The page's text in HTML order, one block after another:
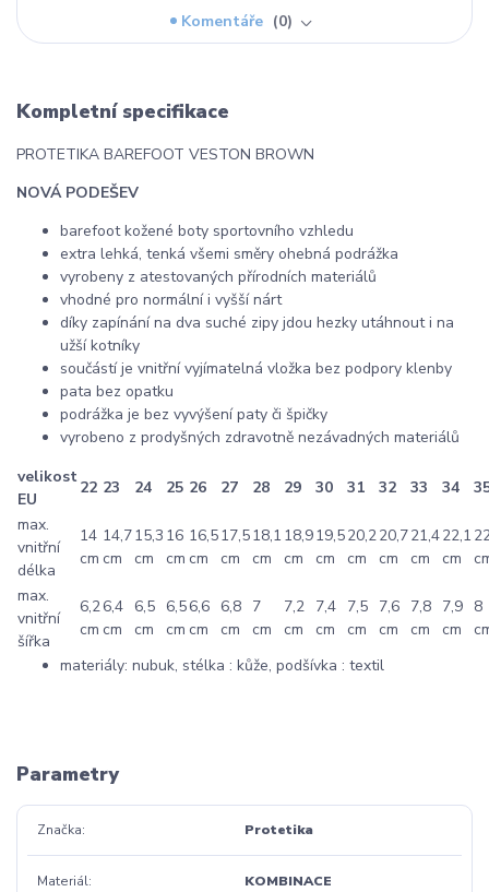
Komentáře
0
Kompletní specifikace
PROTETIKA BAREFOOT VESTON BROWN
NOVÁ PODEŠEV
barefoot kožené boty sportovního vzhledu
extra lehká, tenká všemi směry ohebná podrážka
vyrobeny z atestovaných přírodních materiálů
vhodné pro normální i vyšší nárt
díky zapínání na dva suché zipy jdou hezky utáhnout i na
užší kotníky
součástí je vnitřní vyjímatelná vložka bez podpory klenby
pata bez opatku
podrážka je bez vyvýšení paty či špičky
vyrobeno z prodyšných zdravotně nezávadných materiálů
velikost
EU
22 23 24 25 26 27 28 29 30 31 32 33 34
max.
vnitřní
délka
14
cm
14,7
cm
15,3
cm
16
cm
16,5
cm
17,5
cm
18,1
cm
18,9
cm
19,5
cm
20,2
cm
20,7
cm
21,4
cm
22,1
cm
max.
vnitřní
šířka
6,2
cm
6,4
cm
6,5
cm
6,5
cm
6,6
cm
6,8
cm
7
cm
7,2
cm
7,4
cm
7,5
cm
7,6
cm
7,8
cm
7,9
cm
8
materiály: nubuk, stélka : kůže, podšívka : textil
Parametry
Značka Protetika
Materiál KOMBINACE